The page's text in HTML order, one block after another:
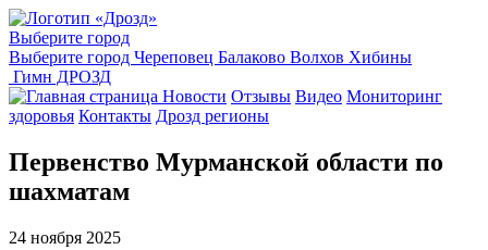
Выберите город
Выберите город Череповец Балаково Волхов Хибины
Гимн ДРОЗД
Новости Отзывы Видео Мониторинг
здоровья Контакты Дрозд регионы
Первенство Мурманской области по
шахматам
24 ноября 2025